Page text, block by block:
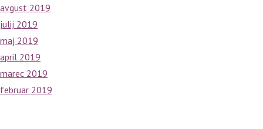
avgust 2019
julij 2019
maj 2019
april 2019
marec 2019
februar 2019